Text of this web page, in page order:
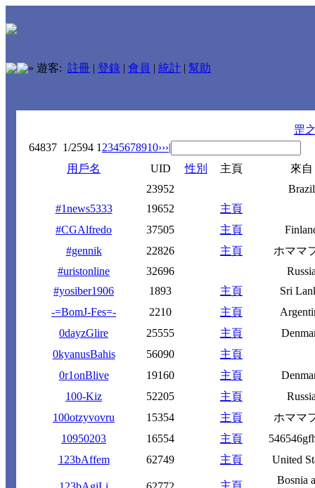
» 遊客: 註冊 | 登錄 | 會員 | 統計 | 幫助
罡
64837 1/2594 1 2345678910›››|
用戶名
UID 性別 主頁
來自
23952
Brazil
#1news5333
19652
主頁
#CGAlfredo
37505 主頁
#gennik
22826 主頁
ホママ
#uristonline
32696
#yosiber1906
1893 主頁
Sri
-=BomJ-Fes=-
2210 主頁
0dayzGlire
25555 主頁
0kyanusBahis
56090
主頁
0r1onBlive
19160 主頁
100-Kiz
52205 主頁
100otzyvovru
15354 主頁
ホママ
10950203
16554 主頁
123bAffem
62749 主頁 United
主頁
Bosnia